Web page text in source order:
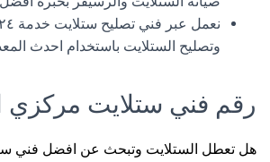
وتصليح الستلايت باستخدام احدث
رقم فني ستلايت مركزي
هل تعطل الستلايت وتبحث عن افضل فني